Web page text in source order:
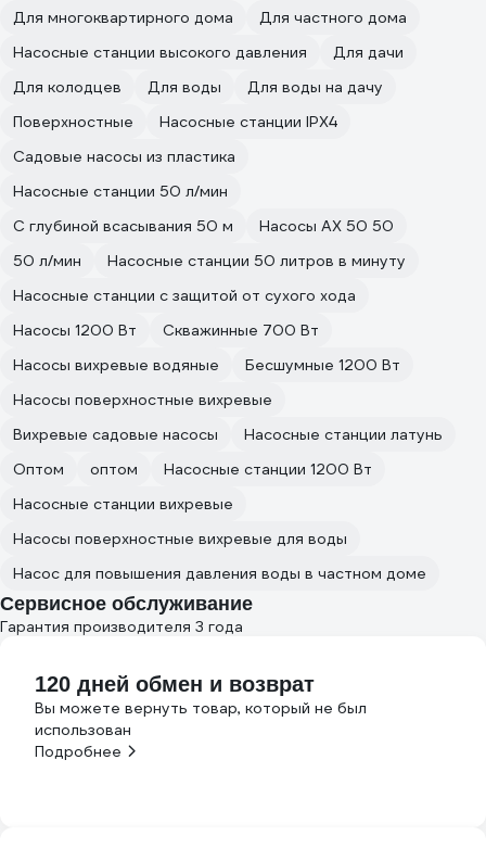
Для многоквартирного дома
Для частного дома
Насосные станции высокого давления
Для дачи
Для колодцев
Для воды
Для воды на дачу
Поверхностные
Насосные станции IPX4
Садовые насосы из пластика
Насосные станции 50 л/мин
С глубиной всасывания 50 м
Насосы АХ 50 50
50 л/мин
Насосные станции 50 литров в минуту
Насосные станции с защитой от сухого хода
Насосы 1200 Вт
Скважинные 700 Вт
Насосы вихревые водяные
Бесшумные 1200 Вт
Насосы поверхностные вихревые
Вихревые садовые насосы
Насосные станции латунь
Оптом
оптом
Насосные станции 1200 Вт
Насосные станции вихревые
Насосы поверхностные вихревые для воды
Насос для повышения давления воды в частном доме
Сервисное обслуживание
Гарантия производителя 3 года
120 дней обмен и возврат
Вы можете вернуть товар, который не был
использован
Подробнее